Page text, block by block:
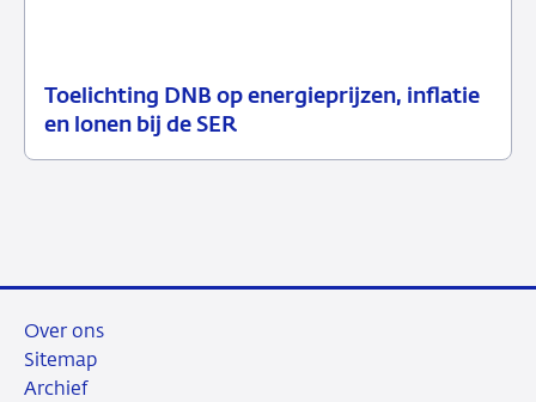
Toelichting DNB op energieprijzen, inflatie
en lonen bij de SER
18
Speech
Over ons
Sitemap
Archief